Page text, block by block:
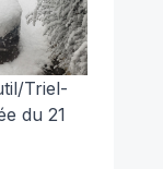
Triel-
du 21